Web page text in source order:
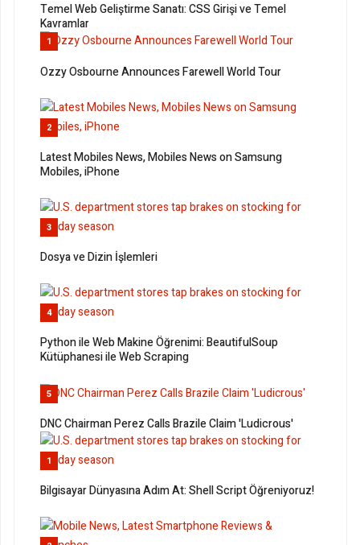
Temel Web Geliştirme Sanatı: CSS Girişi ve Temel
Kavramlar
1
Ozzy Osbourne Announces Farewell World Tour
2
Latest Mobiles News, Mobiles News on Samsung
Mobiles, iPhone
3
Dosya ve Dizin İşlemleri
4
Python ile Web Makine Öğrenimi: BeautifulSoup
Kütüphanesi ile Web Scraping
5
DNC Chairman Perez Calls Brazile Claim 'Ludicrous'
1
Bilgisayar Dünyasına Adım At: Shell Script Öğreniyoruz!